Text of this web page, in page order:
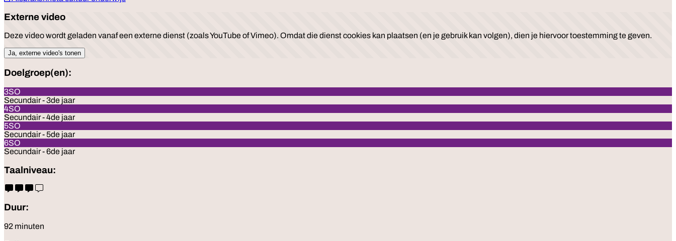
Externe video
Deze video wordt geladen vanaf een externe dienst (zoals YouTube of Vimeo). Omdat die dienst cookies kan plaatsen (en je gebruik kan volgen), dien je hiervoor toestemming te geven.
Ja, externe video's tonen
Doelgroep(en):
3SO
Secundair - 3de jaar
4SO
Secundair - 4de jaar
5SO
Secundair - 5de jaar
6SO
Secundair - 6de jaar
Taalniveau:
Duur:
92 minuten